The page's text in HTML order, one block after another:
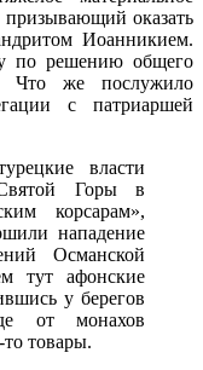
оказать
Иоанникием.
по решению общего
Что же послужило
с патриаршей
власти
Горы в
корсарам»,
нападение
Османской
тут афонские
у берегов
от монахов
товары.